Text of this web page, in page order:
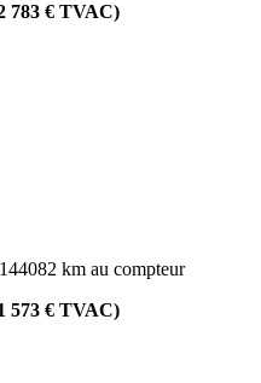
783 € TVAC)
km au compteur
573 € TVAC)